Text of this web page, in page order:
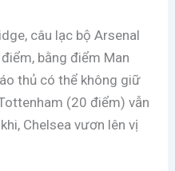
câu lạc bộ Arsenal
bằng điểm Man
thủ có thể không giữ
(20 điểm) vẫn
Chelsea vươn lên vị